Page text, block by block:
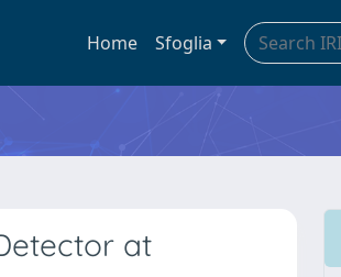
Home Sfoglia
at